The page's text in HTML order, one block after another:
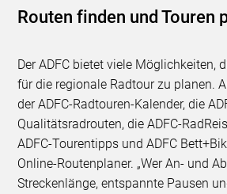
Routen finden und Touren
Der ADFC bietet viele Möglichkeiten,
für die regionale Radtour zu planen.
der ADFC-Radtouren-Kalender, die
Qualitätsradrouten, die ADFC-
ADFC-Tourentipps und ADFC
Online-Routenplaner. „Wer An- und
Streckenlänge, entspannte Pausen